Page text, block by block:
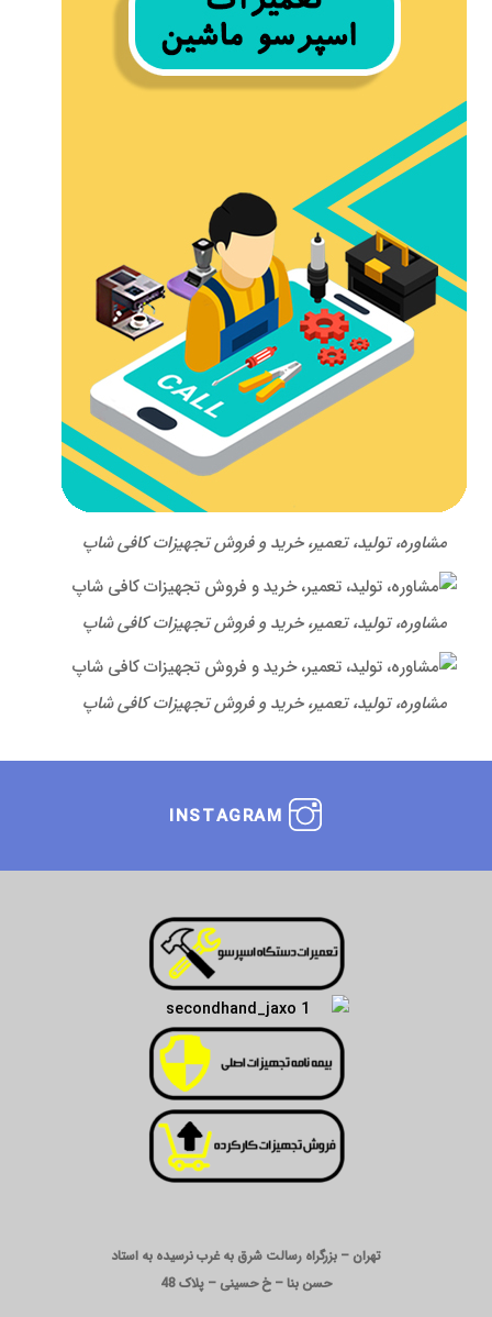
مشاوره، تولید، تعمیر، خرید و فروش تجهیزات کافی شاپ
مشاوره، تولید، تعمیر، خرید و فروش تجهیزات کافی شاپ
مشاوره، تولید، تعمیر، خرید و فروش تجهیزات کافی شاپ
INSTAGRAM
تهران – بزرگراه رسالت شرق به غرب نرسیده به استاد
حسن بنا – خ حسینی – پلاک 48